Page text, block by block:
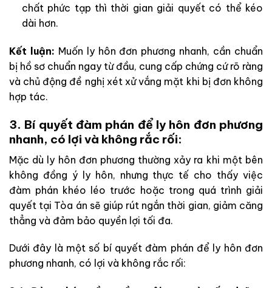
chất phức tạp thì thời gian giải quyết có thể kéo
dài hơn.
Kết luận: Muốn ly hôn đơn phương nhanh, cần chuẩn
bị hồ sơ chuẩn ngay từ đầu, cung cấp chứng cứ rõ ràng
và chủ động đề nghị xét xử vắng mặt khi bị đơn không
hợp tác.
3. Bí quyết đàm phán để ly hôn đơn phương
nhanh, có lợi và không rắc rối:
Mặc dù ly hôn đơn phương thường xảy ra khi một bên
không đồng ý ly hôn, nhưng thực tế cho thấy việc
đàm phán khéo léo trước hoặc trong quá trình giải
quyết tại Tòa án sẽ giúp rút ngắn thời gian, giảm căng
thẳng và đảm bảo quyền lợi tối đa.
Dưới đây là một số bí quyết đàm phán để ly hôn đơn
phương nhanh, có lợi và không rắc rối: